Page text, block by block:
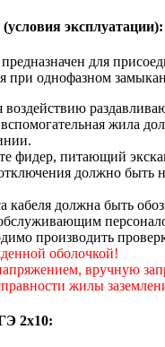
эксплуатации):
предназначен для
при однофазном
жила
фидер, питающий
должно быть
кабеля должна быть
производить
оболочкой!
вручную
жилы
2х10: